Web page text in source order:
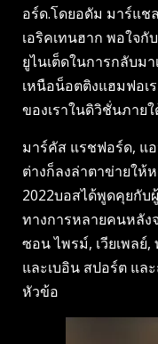
อร์ด.โดยอดัม มาร์แช
เอริคเทนฮาก พอใจกั
ยูไนเต็ดในการกลับม
เหนือน็อตติงแฮมฟอเ
ของเราในดิวิชั่นภาย
มาร์คัส แรชฟอร์ด, แ
ต่างก็ลงล่าตาข่ายให้
2022บอสได้พูดคุยกับ
ทางการหลายคนหลัง
ซอน ไพรม์, เวียเพล
และเบอิน สปอร์ต แล
หัวข้อ